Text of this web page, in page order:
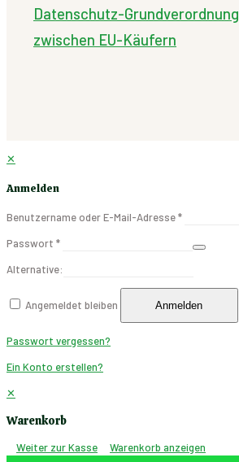
Datenschutz-Grundverordnung
zwischen EU-Käufern
✕
Anmelden
Benutzername oder E-Mail-Adresse*
Passwort *
Alternative:
Angemeldet bleiben Anmelden
Passwort vergessen?
Ein Konto erstellen?
✕
Warenkorb
Weiter zur Kasse Warenkorb anzeigen